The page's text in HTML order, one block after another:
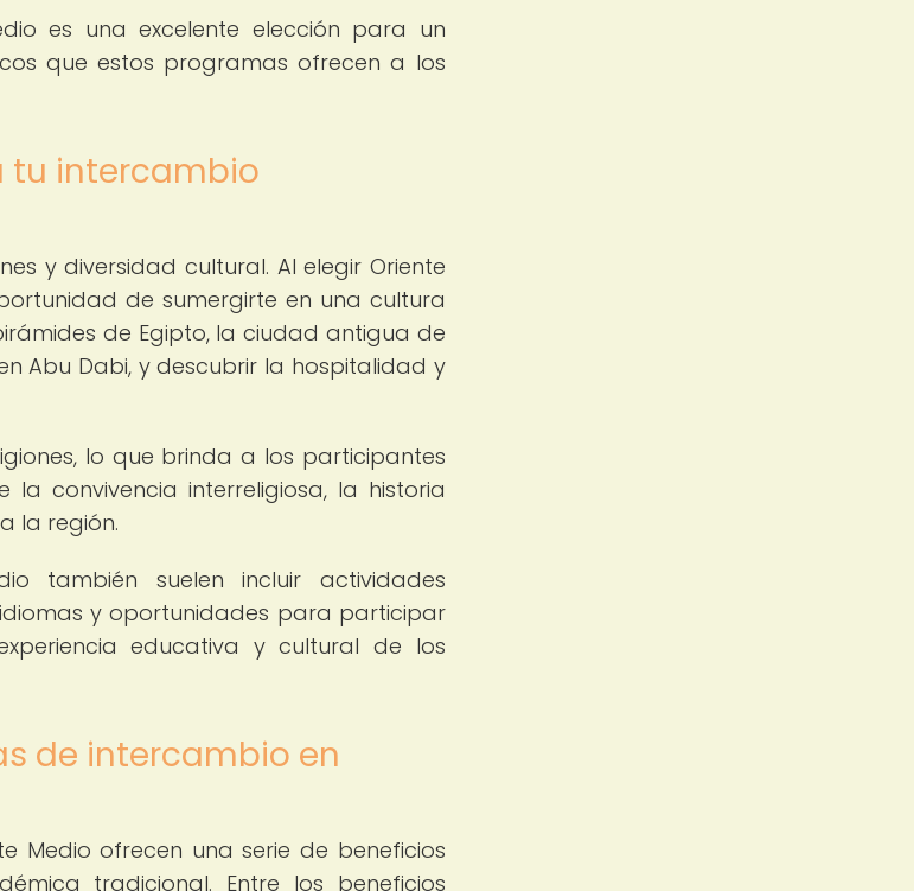
es una excelente elección para un
que estos programas ofrecen a los
tu intercambio
y diversidad cultural. Al elegir Oriente
de sumergirte en una cultura
de Egipto, la ciudad antigua de
Abu Dabi, y descubrir la hospitalidad y
lo que brinda a los participantes
convivencia interreligiosa, la historia
la región.
también suelen incluir actividades
idiomas y oportunidades para participar
educativa y cultural de los
de intercambio en
Medio ofrecen una serie de beneficios
tradicional. Entre los beneficios